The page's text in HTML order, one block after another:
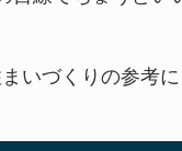
いづくりの参考